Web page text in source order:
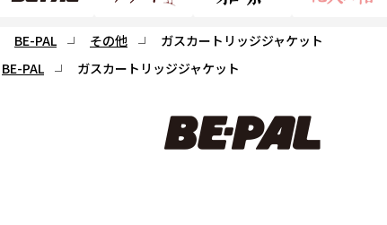
BE-PAL その他
ガスカートリッジジャケット
BE-PAL ガスカートリッジジャケット